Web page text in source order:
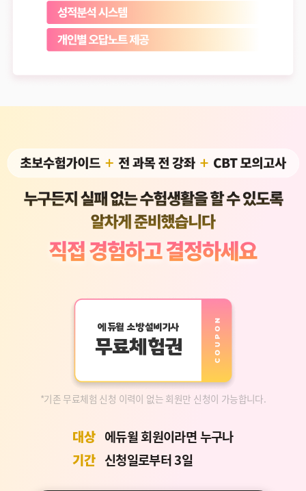
에듀윌 소방설비기사
무료체험권
*기존 무료체험 신청 이력이 없는 회원만 신청이 가능합니다.
대상 에듀윌 회원이라면 누구나
기간 신청일로부터 3일